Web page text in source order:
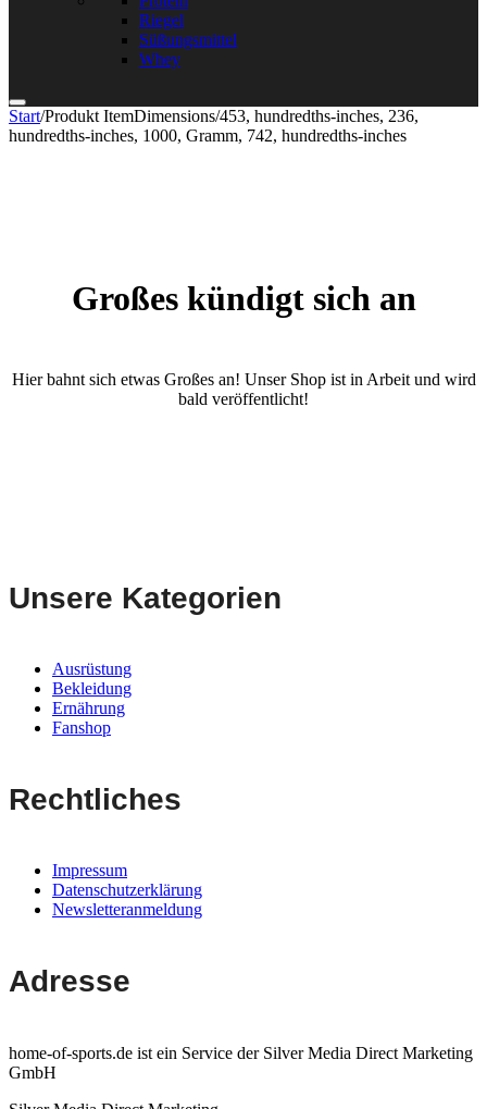
Riegel
Süßungsmittel
Whey
Start/Produkt ItemDimensions/453, hundredths-inches, 236,
hundredths-inches, 1000, Gramm, 742, hundredths-inches
Großes kündigt sich an
Hier bahnt sich etwas Großes an! Unser Shop ist in Arbeit und wird
bald veröffentlicht!
Unsere Kategorien
Ausrüstung
Bekleidung
Ernährung
Fanshop
Rechtliches
Impressum
Datenschutzerklärung
Newsletteranmeldung
Adresse
home-of-sports.de ist ein Service der Silver Media Direct Marketing
GmbH